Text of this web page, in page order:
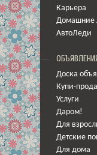
Карьера
Домашние
АвтоЛеди
Доска
Купи-
Услуги
Даром!
Для
Детские
Для дома